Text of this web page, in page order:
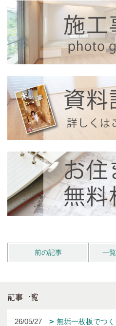
前の記事 一覧
記事一覧
26/05/27 無垢一枚板でつ